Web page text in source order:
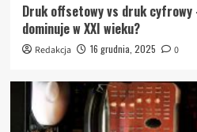
Druk offsetowy vs druk
dominuje w XXI wieku?
Redakcja 16 grudnia, 2025 0